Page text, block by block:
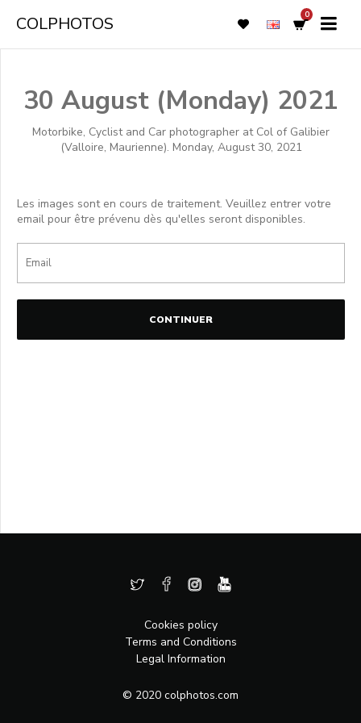
COLPHOTOS 0
30 August (Monday) 2021
Motorbike, Cyclist and Car photographer at Col of Galibier
(Valloire, Maurienne). Monday, August 30, 2021
Les images sont en cours de traitement. Veuillez entrer votre
email pour être prévenu dès qu'elles seront disponibles.
CONTINUER
Cookies policy
Terms and Conditions
Legal Information
© 2020 colphotos.com